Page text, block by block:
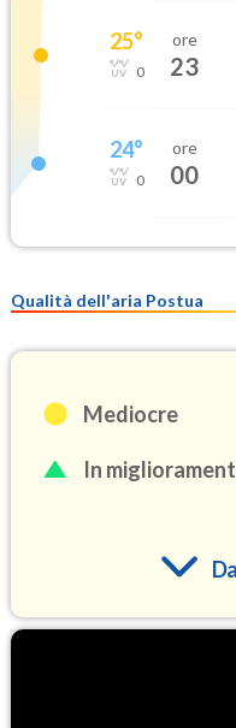
25°
0
ore
23
24°
0
ore
00
Qualità dell'aria Postua
Mediocre
In